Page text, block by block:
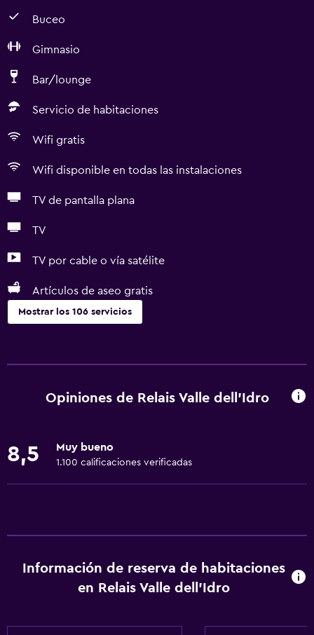
Buceo
Gimnasio
Bar/lounge
Servicio de habitaciones
Wifi gratis
Wifi disponible en todas las instalaciones
TV de pantalla plana
TV
TV por cable o vía satélite
Artículos de aseo gratis
Mostrar los 106 servicios
Unidad ubicada en la planta baja
Áreas designadas para fumadores
Ducha adaptada para silla de ruedas
Inodoro con barras de apoyo
Opiniones de Relais Valle dell'Idro
8,5 Muy bueno
1.100 calificaciones verificadas
Información de reserva de habitaciones
en Relais Valle dell'Idro